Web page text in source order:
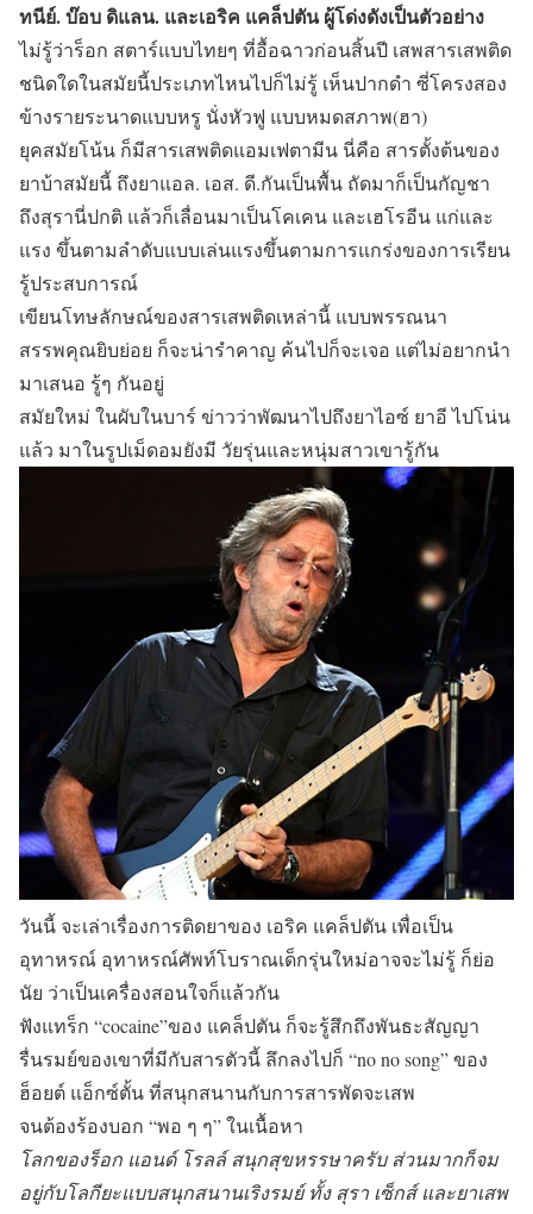
ทนีย์. บ๊อบ ดิแลน. และเอริค แคล็ปตัน ผู้โด่งดังเป็นตัวอย่าง
ไม่รู้ว่าร็อก สตาร์แบบไทยๆ ที่อื้อฉาวก่อนสิ้นปี เสพสารเสพติด
ชนิดใดในสมัยนี้ประเภทไหนไปก็ไม่รู้ เห็นปากดำ ซี่โครงสอง
ข้างรายระนาดแบบหรู นั่งหัวฟู แบบหมดสภาพ(ฮา)
ยุคสมัยโน้น ก็มีสารเสพติดแอมเฟตามีน นี่คือ สารตั้งต้นของ
ยาบ้าสมัยนี้ ถึงยาแอล. เอส. ดี.กันเป็นพื้น ถัดมาก็เป็นกัญชา
ถึงสุรานี่ปกติ แล้วก็เลื่อนมาเป็นโคเคน และเฮโรอีน แก่และ
แรง ขึ้นตามลำดับแบบเล่นแรงขึ้นตามการแกร่งของการเรียน
รู้ประสบการณ์
เขียนโทษลักษณ์ของสารเสพติดเหล่านี้ แบบพรรณนา
สรรพคุณยิบย่อย ก็จะน่ารำคาญ ค้นไปก็จะเจอ แต่ไม่อยากนำ
มาเสนอ รู้ๆ กันอยู่
สมัยใหม่ ในผับในบาร์ ข่าวว่าพัฒนาไปถึงยาไอซ์ ยาอี ไปโน่น
แล้ว มาในรูปเม็ดอมยังมี วัยรุ่นและหนุ่มสาวเขารู้กัน
วันนี้ จะเล่าเรื่องการติดยาของ เอริค แคล็ปตัน เพื่อเป็น
อุทาหรณ์ อุทาหรณ์ศัพท์โบราณเด็กรุ่นใหม่อาจจะไม่รู้ ก็ย่อ
นัย ว่าเป็นเครื่องสอนใจก็แล้วกัน
ฟังแทร็ก “cocaine”ของ แคล็ปตัน ก็จะรู้สึกถึงพันธะสัญญา
รื่นรมย์ของเขาที่มีกับสารตัวนี้ ลึกลงไปก็ “no no song” ของ
ฮ็อยต์ แอ็กซ์ตั้น ที่สนุกสนานกับการสารพัดจะเสพ
จนต้องร้องบอก “พอ ๆ ๆ” ในเนื้อหา
โลกของร็อก แอนด์ โรลล์ สนุกสุขหรรษาครับ ส่วนมากก็จม
อยู่กับโลกียะแบบสนุกสนานเริงรมย์ ทั้ง สุรา เซ็กส์ และยาเสพ